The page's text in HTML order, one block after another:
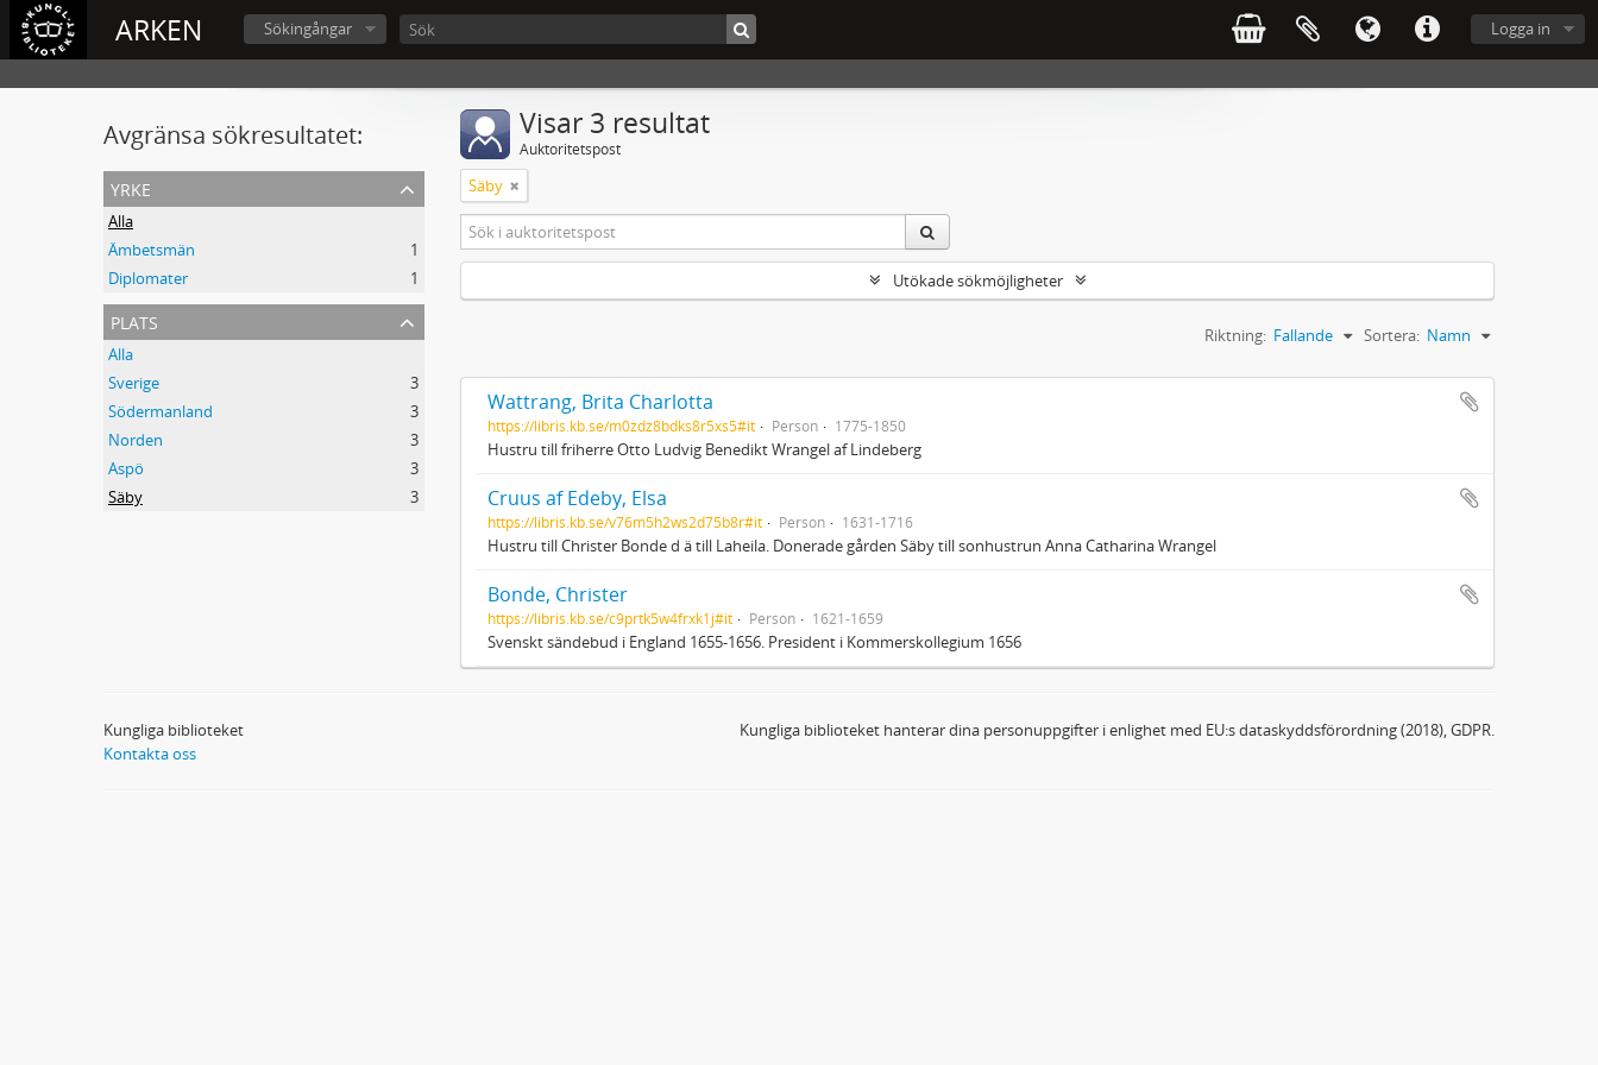
ARKEN Logga in
Sökingångar
Avgränsa sökresultatet:
yrke
Alla
Ämbetsmän
1
Diplomater
1
plats
Alla
Sverige
3
Södermanland
3
Norden
3
Aspö
3
Säby
3
Visar 3 resultat
Auktoritetspost
Säby
Utökade sökmöjligheter
Sortera: Namn
Riktning: Fallande
Wattrang, Brita Charlotta
https://libris.kb.se/m0zdz8bdks8r5xs5#it Person 1775-1850
Hustru till friherre Otto Ludvig Benedikt Wrangel af Lindeberg
Cruus af Edeby, Elsa
https://libris.kb.se/v76m5h2ws2d75b8r#it Person 1631-1716
Hustru till Christer Bonde d ä till Laheila. Donerade gården Säby till sonhustrun Anna Catharina Wrangel
Bonde, Christer
https://libris.kb.se/c9prtk5w4frxk1j#it Person 1621-1659
Svenskt sändebud i England 1655-1656. President i Kommerskollegium 1656
Kungliga biblioteket
Kontakta oss
Kungliga biblioteket hanterar dina personuppgifter i enlighet med EU:s dataskyddsförordning (2018), GDPR.